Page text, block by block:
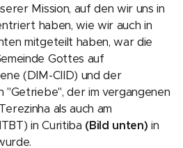
Mission, auf den wir uns in
haben, wie wir auch in
mitgeteilt haben, war die
Gottes auf
(DIM-CIID) und der
"Getriebe", der im vergangenen
als auch am
in Curitiba (Bild unten) in